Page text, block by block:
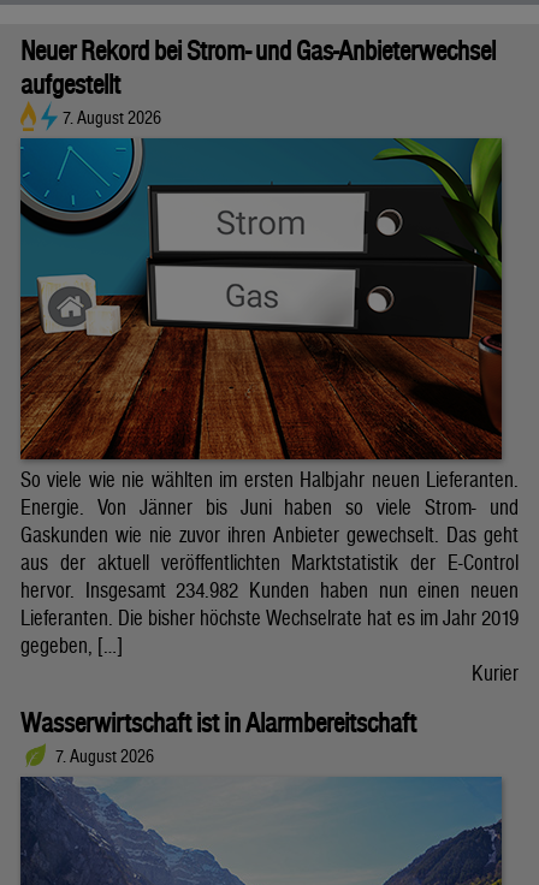
Neuer Rekord bei Strom- und Gas-Anbieterwechsel
aufgestellt
7. August 2026
So viele wie nie wählten im ersten Halbjahr neuen Lieferanten.
Energie. Von Jänner bis Juni haben so viele Strom- und
Gaskunden wie nie zuvor ihren Anbieter gewechselt. Das geht
aus der aktuell veröffentlichten Marktstatistik der E-Control
hervor. Insgesamt 234.982 Kunden haben nun einen neuen
Lieferanten. Die bisher höchste Wechselrate hat es im Jahr 2019
gegeben, […]
Kurier
Wasserwirtschaft ist in Alarmbereitschaft
7. August 2026